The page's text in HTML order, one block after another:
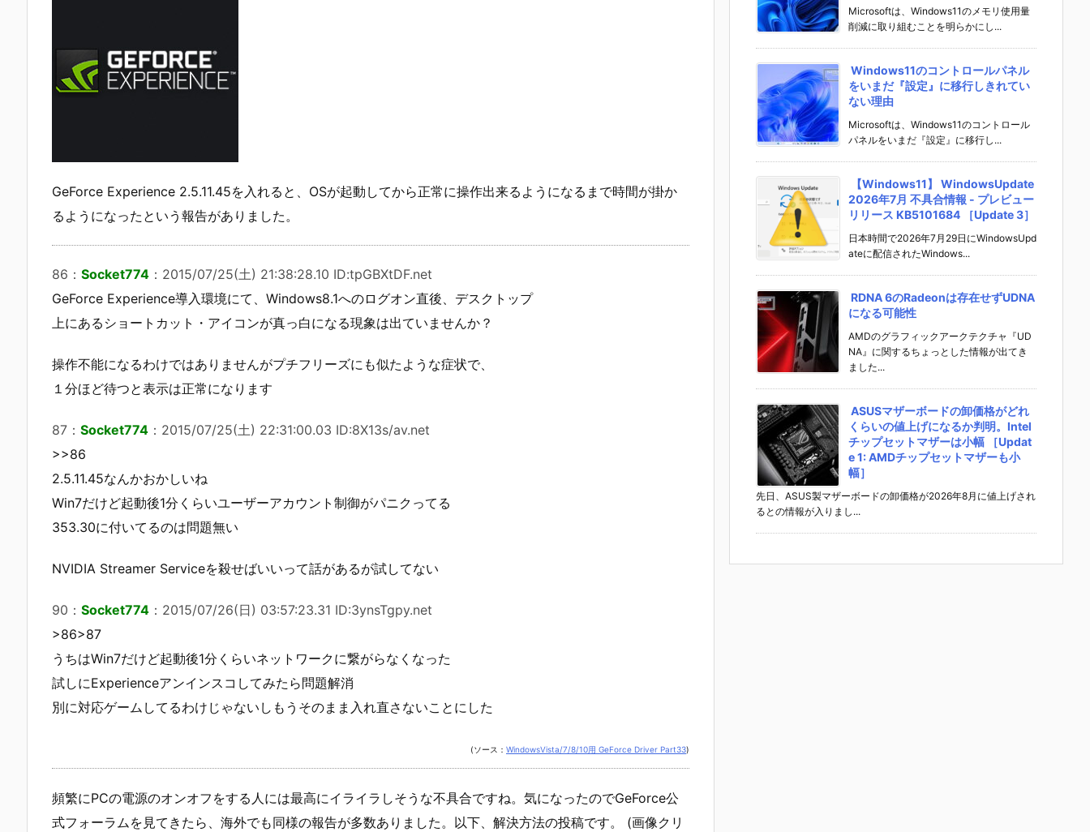
GeForce Experience 2.5.11.45を入れると、OSが起動してから正常に操作出来るようになるまで時間が掛か
るようになったという報告がありました。
86 ： Socket774 ： 2015/07/25(土) 21:38:28.10 ID:tpGBXtDF.net
GeForce Experience導入環境にて、Windows8.1へのログオン直後、デスクトップ
上にあるショートカット・アイコンが真っ白になる現象は出ていませんか？
操作不能になるわけではありませんがプチフリーズにも似たような症状で、
１分ほど待つと表示は正常になります
87 ： Socket774 ： 2015/07/25(土) 22:31:00.03 ID:8X13s/av.net
>>86
2.5.11.45なんかおかしいね
Win7だけど起動後1分くらいユーザーアカウント制御がパニクってる
353.30に付いてるのは問題無い
NVIDIA Streamer Serviceを殺せばいいって話があるが試してない
90 ： Socket774 ： 2015/07/26(日) 03:57:23.31 ID:3ynsTgpy.net
>86>87
うちはWin7だけど起動後1分くらいネットワークに繋がらなくなった
試しにExperienceアンインスコしてみたら問題解消
別に対応ゲームしてるわけじゃないしもうそのまま入れ直さないことにした
(ソース： WindowsVista/7/8/10用 GeForce Driver Part33)
頻繁にPCの電源のオンオフをする人には最高にイライラしそうな不具合ですね。気になったのでGeForce公
式フォーラムを見てきたら、海外でも同様の報告が多数ありました。以下、解決方法の投稿です。 (画像クリ
Microsoftは、Windows11のメモリ使用量
削減に取り組むことを明らかにし...
Windows11のコントロールパネル
をいまだ『設定』に移行しきれてい
ない理由
Microsoftは、Windows11のコントロール
パネルをいまだ『設定』に移行し...
【Windows11】 WindowsUpdate
2026年7月 不具合情報 - プレビュー
リリース KB5101684 ［Update 3］
日本時間で2026年7月29日にWindowsUpd
ateに配信されたWindows...
RDNA 6のRadeonは存在せずUDNA
になる可能性
AMDのグラフィックアークテクチャ『UD
NA』に関するちょっとした情報が出てき
ました...
ASUSマザーボードの卸価格がどれ
くらいの値上げになるか判明。Intel
チップセットマザーは小幅 ［Updat
e 1: AMDチップセットマザーも小
幅］
先日、ASUS製マザーボードの卸価格が2026年8月に値上げされ
るとの情報が入りまし...